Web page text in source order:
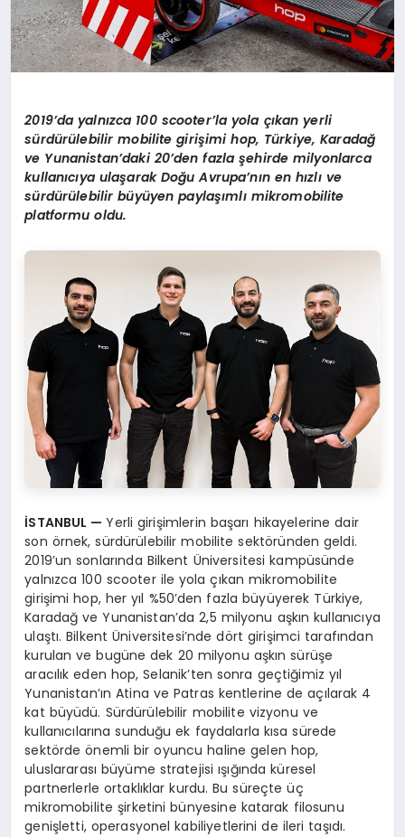
2019’da yalnızca 100 scooter’la yola çıkan yerli
sürdürülebilir mobilite girişimi hop, Türkiye, Karadağ
ve Yunanistan’daki 20’den fazlaşehirde milyonlarca
kullanıcıya ulaşarak Doğu Avrupa’nın en hızlı ve
sürdürülebilir büyüyen paylaşımlı mikromobilite
platformu oldu.
İSTANBUL —Yerli girişimlerin başarı hikayelerine dair
son örnek, sürdürülebilir mobilite sektöründen geldi.
2019’un sonlarında Bilkent Üniversitesi kampüsünde
yalnızca 100 scooter ile yola çıkan mikromobilite
girişimi hop, her yıl %50’den fazla büyüyerek Türkiye,
Karadağ ve Yunanistan’da 2,5 milyonu aşkın kullanıcıya
ulaştı. Bilkent Üniversitesi’nde dört girişimci tarafından
kurulan ve bugüne dek 20 milyonu aşkın sürüşe
aracılık eden hop, Selanik’ten sonra geçtiğimiz yıl
Yunanistan’ın Atina ve Patras kentlerine de açılarak 4
kat büyüdü. Sürdürülebilir mobilite vizyonu ve
kullanıcılarına sunduğu ek faydalarla kısa sürede
sektörde önemli bir oyuncu haline gelen hop,
uluslararası büyüme stratejisi ışığında küresel
partnerlerle ortaklıklar kurdu. Bu süreçte üç
mikromobilite şirketini bünyesine katarak filosunu
genişletti, operasyonel kabiliyetlerini de ileri taşıdı.